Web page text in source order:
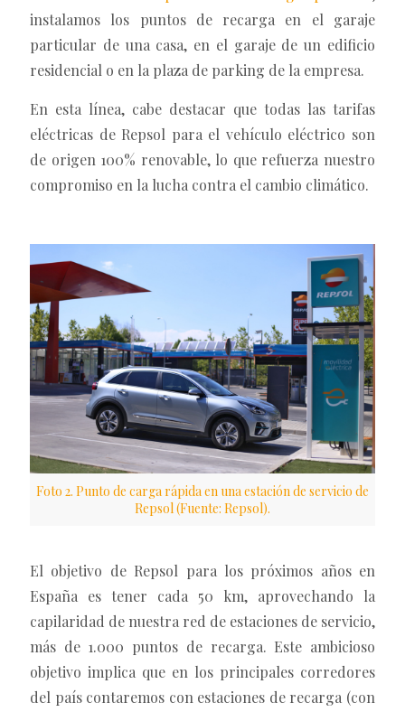
instalamos los puntos de recarga en el garaje
particular de una casa, en el garaje de un edificio
residencial o en la plaza de parking de la empresa.
En esta línea, cabe destacar que todas las tarifas
eléctricas de Repsol para el vehículo eléctrico son
de origen 100% renovable, lo que refuerza nuestro
compromiso en la lucha contra el cambio climático.
Foto 2. Punto de carga rápida en una estación de servicio de
Repsol (Fuente: Repsol).
El objetivo de Repsol para los próximos años en
España es tener cada 50 km, aprovechando la
capilaridad de nuestra red de estaciones de servicio,
más de 1.000 puntos de recarga. Este ambicioso
objetivo implica que en los principales corredores
del país contaremos con estaciones de recarga (con